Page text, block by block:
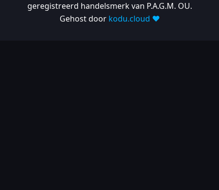
geregistreerd handelsmerk van P.A.G.M. OU.
Gehost door kodu.cloud ❤️